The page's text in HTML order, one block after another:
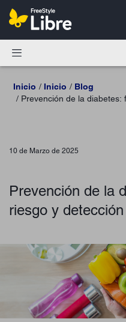
Inicio Inicio
Blog
Prevención de la diabetes:
10 de Marzo de 2025
Prevención de la
riesgo y detección